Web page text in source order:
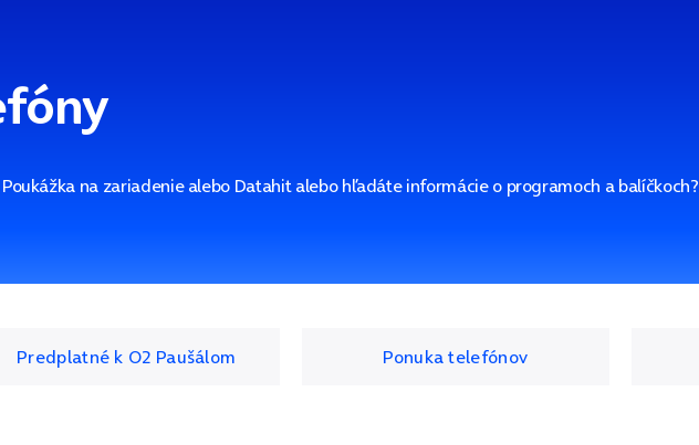
na zariadenie alebo Datahit alebo hľadáte informácie o programoch a balíčkoch?
Predplatné k O2 Paušálom Ponuka telefónov